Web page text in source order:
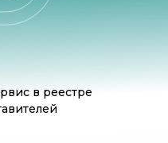
в реестре